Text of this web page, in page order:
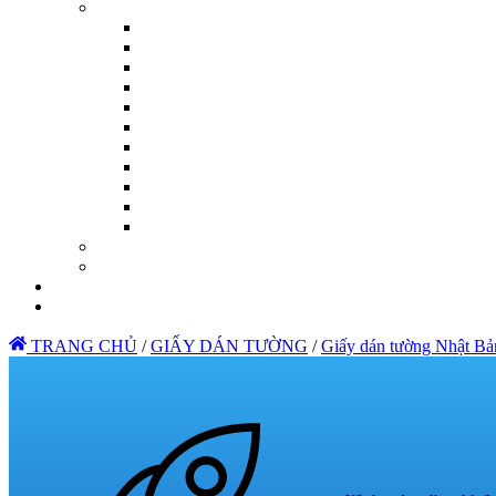
TRANG CHỦ / GIẤY DÁN TƯỜNG / Giấy dán tường Nhật